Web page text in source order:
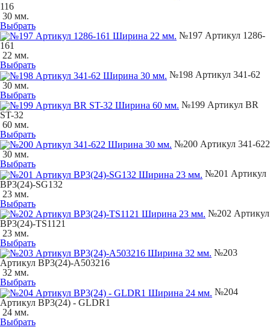
116
30 мм.
Выбрать
№197 Артикул 1286-
161
22 мм.
Выбрать
№198 Артикул 341-62
30 мм.
Выбрать
№199 Артикул BR
ST-32
60 мм.
Выбрать
№200 Артикул 341-622
30 мм.
Выбрать
№201 Артикул
BP3(24)-SG132
23 мм.
Выбрать
№202 Артикул
BP3(24)-TS1121
23 мм.
Выбрать
№203
Артикул BP3(24)-A503216
32 мм.
Выбрать
№204
Артикул BP3(24) - GLDR1
24 мм.
Выбрать